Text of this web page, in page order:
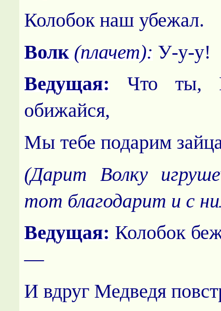
Колобок наш убежал.
Волк (плачет): У-у-у!
Ведущая: Что ты,
обижайся,
Мы тебе подарим
(Дарит Волку
тот благодарит и с
Ведущая: Колобок
—
И вдруг Медведя